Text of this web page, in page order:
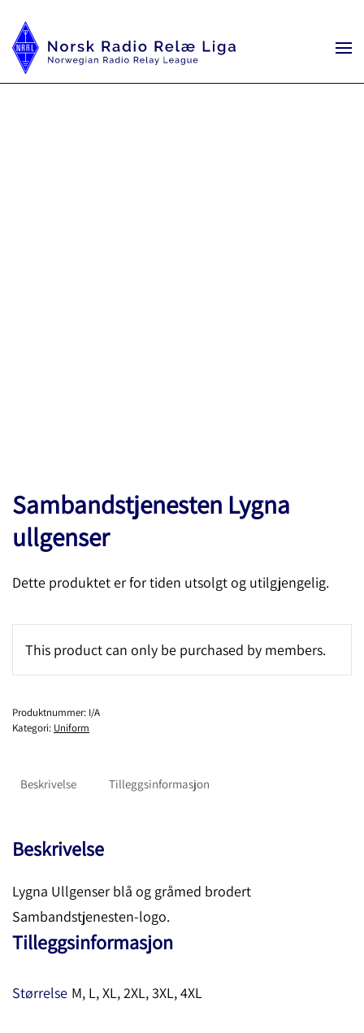
Sambandstjenesten Lygna
ullgenser
Dette produktet er for tiden utsolgt og utilgjengelig.
This product can only be purchased by members.
Produktnummer: I/A
Kategori: Uniform
Beskrivelse Tilleggsinformasjon
Beskrivelse
Lygna Ullgenser blå og gråmed brodert
Sambandstjenesten-logo.
Tilleggsinformasjon
Størrelse M, L, XL, 2XL, 3XL, 4XL